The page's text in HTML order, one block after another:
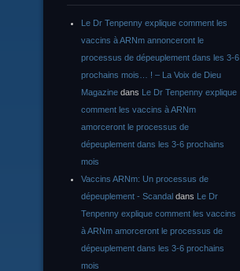
Le Dr Tenpenny explique comment les
vaccins à ARNm annonceront le
processus de dépeuplement dans les 3-6
prochains mois… ! – La Voix de Dieu
Magazine dans Le Dr Tenpenny explique
comment les vaccins à ARNm
amorceront le processus de
dépeuplement dans les 3-6 prochains
mois
Vaccins ARNm: Un processus de
dépeuplement - Scandal dans Le Dr
Tenpenny explique comment les vaccins
à ARNm amorceront le processus de
dépeuplement dans les 3-6 prochains
mois